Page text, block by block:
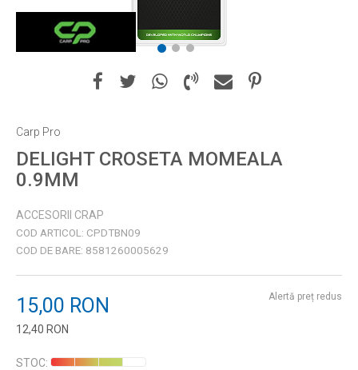
1 2 3
Carp Pro
DELIGHT CROSETA MOMEALA
0.9MM
ACCESORII CRAP
COD ARTICOL: CPDTBN09
COD DE BARE: 8581260005629
15,00 RON
12,40 RON
Alertă preț redus
STOC: